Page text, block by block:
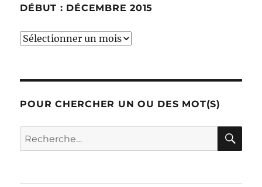
DÉBUT : DÉCEMBRE 2015
début
POUR CHERCHER UN OU DES MOT(S)
Recherche
pour :